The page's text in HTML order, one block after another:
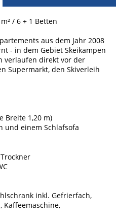
/ 6 + 1 Betten
aus dem Jahr 2008
- in dem Gebiet Skeikampen
verlaufen direkt vor der
Supermarkt, den Skiverleih
Breite 1,20 m)
und einem Schlafsofa
inkl. Gefrierfach,
Kaffeemaschine,